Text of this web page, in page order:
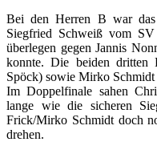
Bei den Herren B war
Siegfried Schweiß vom
überlegen gegen Jannis
konnte. Die beiden dritten
Spöck) sowie Mirko
Im Doppelfinale sahen
lange wie die sicheren
Frick/Mirko Schmidt doch
drehen.